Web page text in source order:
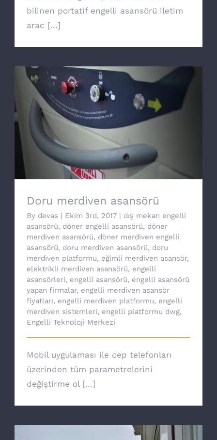
bilinen portatif engelli asansörü iletim
arac [...]
Doru merdiven asansörü
Doru merdiven asansörü
By devas | Ekim 3rd, 2017 | dış mekan engelli
asansörü, döner engelli asansörü, döner
merdiven asansörü, döner merdiven engelli
asansörü, doru merdiven asansörü, doru
merdiven platformu, eğimli merdiven asansör,
elektrikli merdiven asansörü, engelli
asansörleri, engelli asansörü, engelli asansörü
yapan firmalar, engelli merdiven asansör
fiyatları, engelli merdiven platformu, engelli
merdiven sistemleri, engelli platformu dwg,
Engelli Teknoloji Merkezi
Mobil uygulaması ile cep telefonları
üzerinden tüm parametrelerini
değiştirme ol [...]